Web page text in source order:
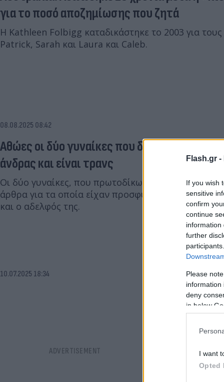
Flash.gr -
If you wish
sensitive
confirm
continue
information
further
Please
information
deny
in below
I want
Opted
για το ποσό αποζημίωσης που ζητά
Η Kathleen Folbigg καταδικάστηκε το 2003 για
Patrick, Sarah και Laura και Caleb.
08.08.2025 08:42
Αθώες οι δύο γυναίκες που διέδιδαν ότι η
άνδρας και είναι τρανς
Οι δύο γυναίκες, που πρωτοδίκως είχαν κριθεί
άρθρα για τα οποία είχαν προσφύγει εναντίον
και ο αδελφός της.
10.07.2025 18:34